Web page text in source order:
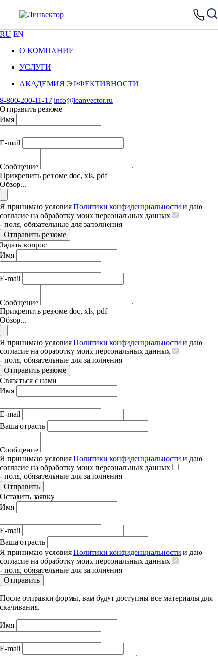
RU EN
О КОМПАНИИ
УСЛУГИ
АКАДЕМИЯ ЭФФЕКТИВНОСТИ
8-800-200-11-17 info@leanvector.ru
Отправить резюме
Имя
E-mail
Сообщение
Прикрепить резюме doc, xls, pdf
Обзор...
Я принимаю условия Политики конфиденциальности и даю
согласие на обработку моих персональных данных
- поля, обязательные для заполнения
Отправить резюме
Задать вопрос
Имя
E-mail
Сообщение
Прикрепить резюме doc, xls, pdf
Обзор...
Я принимаю условия Политики конфиденциальности и даю
согласие на обработку моих персональных данных
- поля, обязательные для заполнения
Отправить резюме
Связаться с нами
Имя
E-mail
Ваша отрасль
Сообщение
Я принимаю условия Политики конфиденциальности и даю
согласие на обработку моих персональных данных
- поля, обязательные для заполнения
Отправить
Оставить заявку
Имя
E-mail
Ваша отрасль
Я принимаю условия Политики конфиденциальности и даю
согласие на обработку моих персональных данных
- поля, обязательные для заполнения
Отправить
После отправки формы, вам будут доступны все материалы для
скачивания.
Имя
E-mail